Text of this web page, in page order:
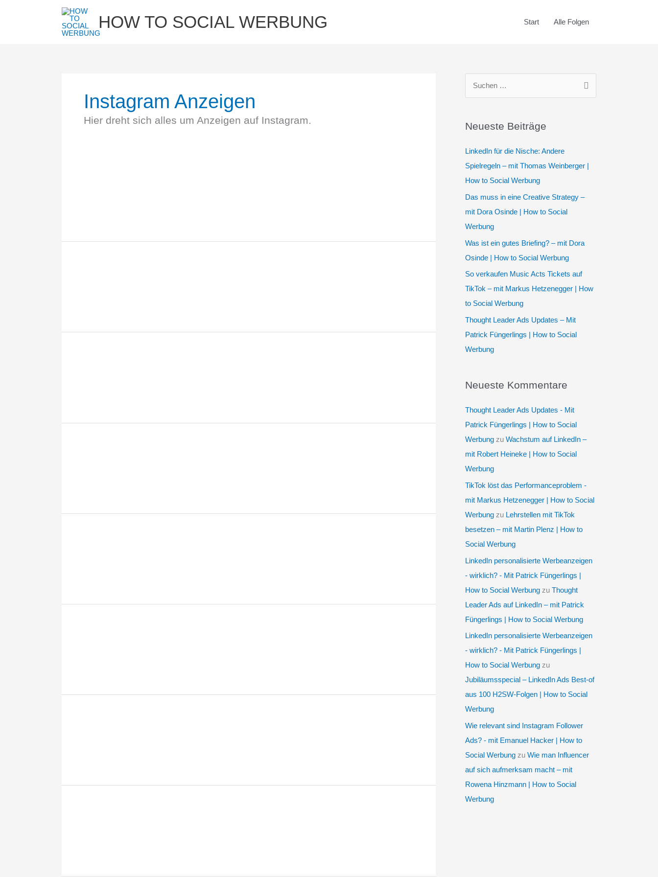
HOW TO SOCIAL WERBUNG Start Alle Folgen
Instagram Anzeigen
Hier dreht sich alles um Anzeigen auf Instagram.
h
e
n
n
Neueste Beiträge
LinkedIn für die Nische: Andere
Spielregeln – mit Thomas Weinberger |
How to Social Werbung
Das muss in eine Creative Strategy –
mit Dora Osinde | How to Social
Werbung
Was ist ein gutes Briefing? – mit Dora
Osinde | How to Social Werbung
So verkaufen Music Acts Tickets auf
TikTok – mit Markus Hetzenegger | How
to Social Werbung
Thought Leader Ads Updates – Mit
Patrick Füngerlings | How to Social
Werbung
Neueste Kommentare
Thought Leader Ads Updates - Mit
Patrick Füngerlings | How to Social
Werbung zuWachstum auf LinkedIn –
mit Robert Heineke | How to Social
Werbung
TikTok löst das Performanceproblem -
mit Markus Hetzenegger | How to Social
Werbung zu Lehrstellen mit TikTok
besetzen – mit Martin Plenz | How to
Social Werbung
LinkedIn personalisierte Werbeanzeigen
- wirklich? - Mit Patrick Füngerlings |
How to Social Werbung zuThought
Leader Ads auf LinkedIn – mit Patrick
Füngerlings | How to Social Werbung
LinkedIn personalisierte Werbeanzeigen
- wirklich? - Mit Patrick Füngerlings |
How to Social Werbung zu
Jubiläumsspecial – LinkedIn Ads Best-of
aus 100 H2SW-Folgen | How to Social
Werbung
Wie relevant sind Instagram Follower
Ads? - mit Emanuel Hacker | How to
Social Werbung zuWie man Influencer
auf sich aufmerksam macht – mit
Rowena Hinzmann | How to Social
Werbung